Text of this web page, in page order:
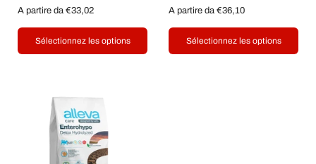
A partire da €33,02
Sélectionnez les options
A partire da €36,10
Sélectionnez les options